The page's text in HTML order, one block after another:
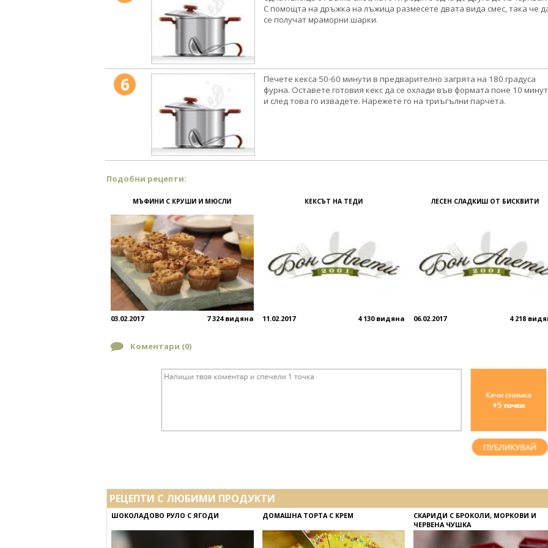
С помощта на дръжка на лъжица размесете двата вида смес, така че
се получат мраморни шарки.
6
Печете кекса 50-60 минути в предварително загрята на 180 градуса
фурна. Оставете готовия кекс да се охлади във формата поне 10
и след това го извадете. Нарежете го на триъгълни парчета.
Подобни рецепти:
МЪФИНИ С КРУШИ И МЮСЛИ
03.02.2017 7 324 видяна
КЕКСЪТ НА ТЕДИ
11.02.2017 4 130 видяна
ЛЕСЕН СЛАДКИШ ОТ БИСКВИТИ
06.02.2017 4 218
Коментари (0)
РЕЦЕПТИ С ЛЮБИМИ ПРОДУКТИ
ШОКОЛАДОВО РУЛО С ЯГОДИ ДОМАШНА ТОРТА С КРЕМ
СКАРИДИ С БРОКОЛИ, МОРКОВИ И
ЧЕРВЕНА ЧУШКА